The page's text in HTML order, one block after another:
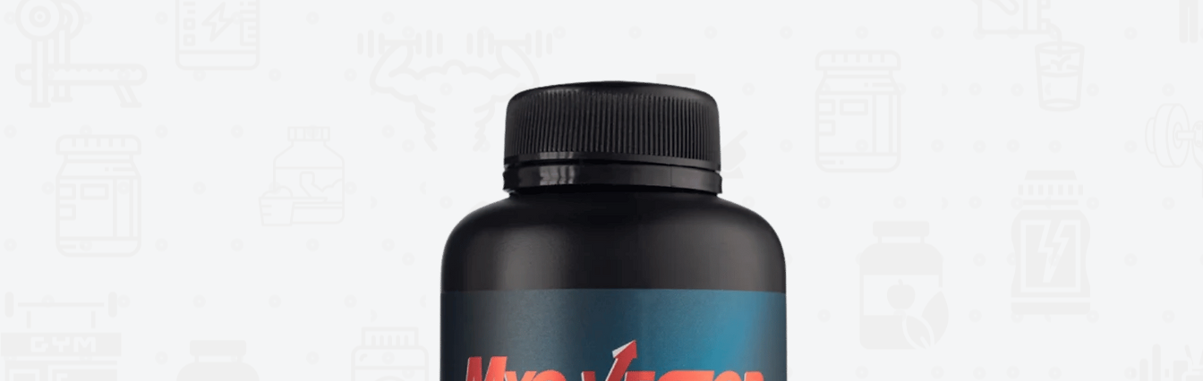
asegurará que sus músculos sigan funcionando incluso en las condiciones
EAA + HYDRATION ofrece además una increíble explosión de sabores de
frutas exóticas tan deliciosas que querrás disfrutar todo el día.